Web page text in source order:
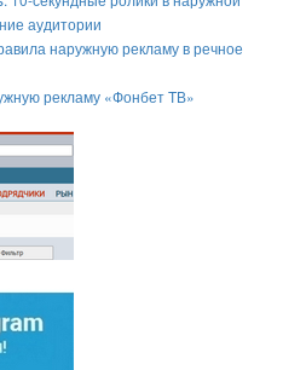
аудитории
наружную рекламу в речное
рекламу «Фонбет ТВ»